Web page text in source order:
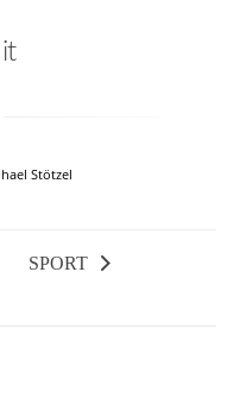
Stötzel
SPORT